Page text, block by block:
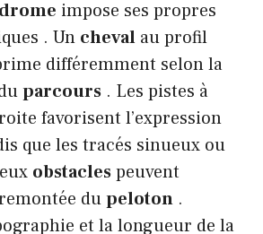
impose ses propres
. Un cheval au profil
différemment selon la
parcours . Les pistes à
favorisent l’expression
que les tracés sinueux ou
obstaclespeuvent
dupeloton .
et la longueur de la